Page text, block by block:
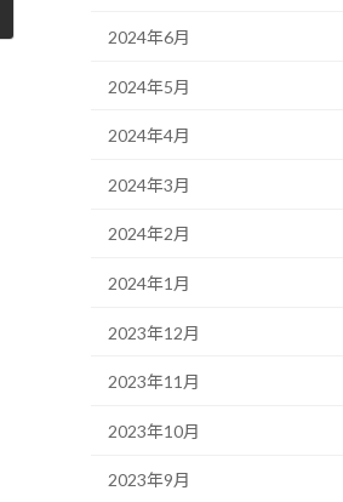
2024年6月
2024年5月
2024年4月
2024年3月
2024年2月
2024年1月
2023年12月
2023年11月
2023年10月
2023年9月